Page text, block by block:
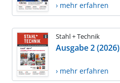
› mehr erfahren
Stahl + Technik
Ausgabe 2 (2026)
› mehr erfahren